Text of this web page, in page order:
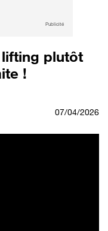
Publicité
lifting plutôt
!
07/04/2026